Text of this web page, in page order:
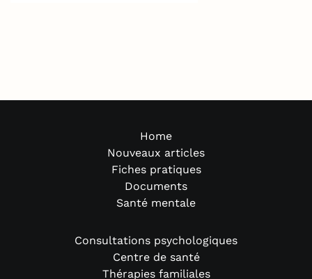
Home
Nouveaux articles
Fiches pratiques
Documents
Santé mentale
Consultations psychologiques
Centre de santé
Thérapies familiales